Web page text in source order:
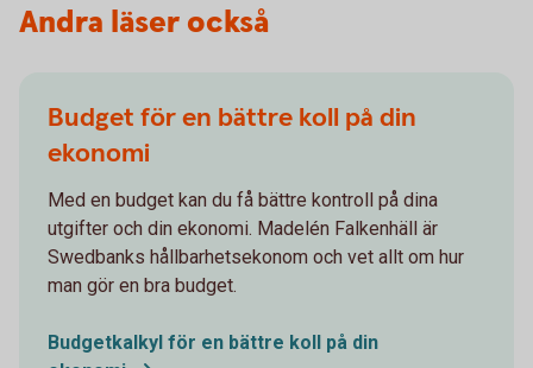
Andra läser också
Budget för en bättre koll på din
ekonomi
Med en budget kan du få bättre kontroll på dina
utgifter och din ekonomi. Madelén Falkenhäll är
Swedbanks hållbarhetsekonom och vet allt om hur
man gör en bra budget.
Budgetkalkyl för en bättre koll på din